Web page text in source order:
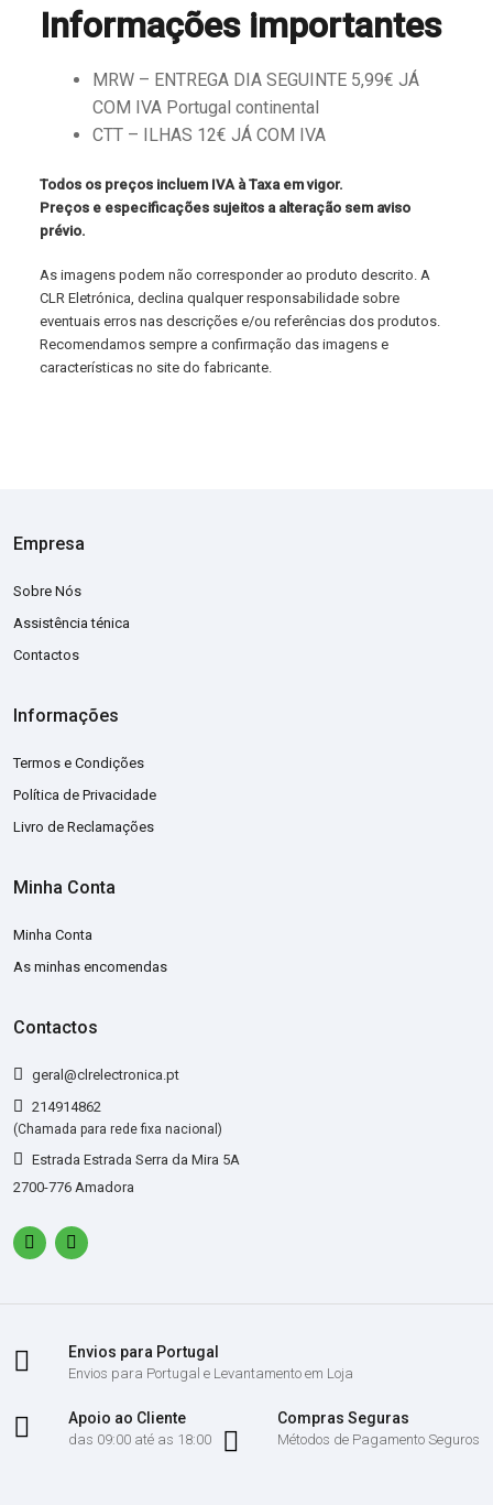
Informações importantes
MRW – ENTREGA DIA SEGUINTE 5,99€ JÁ
COM IVA Portugal continental
CTT – ILHAS 12€ JÁ COM IVA
Todos os preços incluem IVA à Taxa em vigor.
Preços e especificações sujeitos a alteração sem aviso
prévio.
As imagens podem não corresponder ao produto descrito. A
CLR Eletrónica, declina qualquer responsabilidade sobre
eventuais erros nas descrições e/ou referências dos produtos.
Recomendamos sempre a confirmação das imagens e
características no site do fabricante.
Empresa
Sobre Nós
Assistência ténica
Contactos
Informações
Termos e Condições
Política de Privacidade
Livro de Reclamações
Minha Conta
Minha Conta
As minhas encomendas
Contactos
geral@clrelectronica.pt
214914862
(Chamada para rede fixa nacional)
Estrada Estrada Serra da Mira 5A
2700-776 Amadora
Envios para Portugal
Envios para Portugal e Levantamento em Loja
Apoio ao Cliente
das 09:00 até as 18:00
Compras Seguras
Métodos de Pagamento Seguros